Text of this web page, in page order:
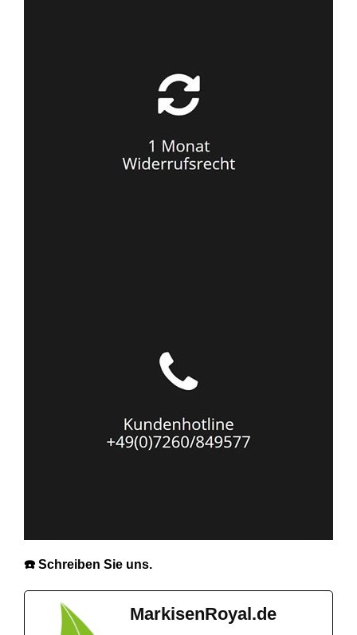
☎️ Schreiben Sie uns.
MarkisenRoyal.de